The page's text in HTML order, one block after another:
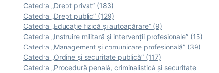
Catedra „Drept privat” (183)
Catedra „Drept public” (129)
Catedra „Educație fizică şi autoapărare” (9)
Catedra „Instruire militară şi intervenţii profesionale” (15)
Catedra „Management și comunicare profesională” (39)
Catedra „Ordine și securitate publică” (117)
Catedra „Procedură penală, criminalistică și securitate